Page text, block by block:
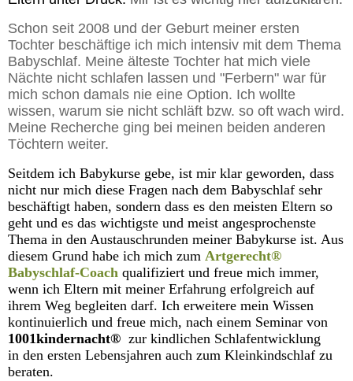
Schon seit 2008 und der Geburt meiner ersten
Tochter beschäftige ich mich intensiv mit dem Thema
Babyschlaf. Meine älteste Tochter hat mich viele
Nächte nicht schlafen lassen und "Ferbern" war für
mich schon damals nie eine Option. Ich wollte
wissen, warum sie nicht schläft bzw. so oft wach wird.
Meine Recherche ging bei meinen beiden anderen
Töchtern weiter.
Seitdem ich Babykurse gebe, ist mir klar geworden, dass
nicht nur mich diese Fragen nach dem Babyschlaf sehr
beschäftigt haben, sondern dass es den meisten Eltern so
geht und es das wichtigste und meist angesprochenste
Thema in den Austauschrunden meiner Babykurse ist. Aus
diesem Grund habe ich mich zum Artgerecht®
Babyschlaf-Coach qualifiziert und freue mich immer,
wenn ich Eltern mit meiner Erfahrung erfolgreich auf
ihrem Weg begleiten darf. Ich erweitere mein Wissen
kontinuierlich und freue mich, nach einem Seminar von
1001kindernacht® zur kindlichen Schlafentwicklung
in den ersten Lebensjahren auch zum Kleinkindschlaf zu
beraten.